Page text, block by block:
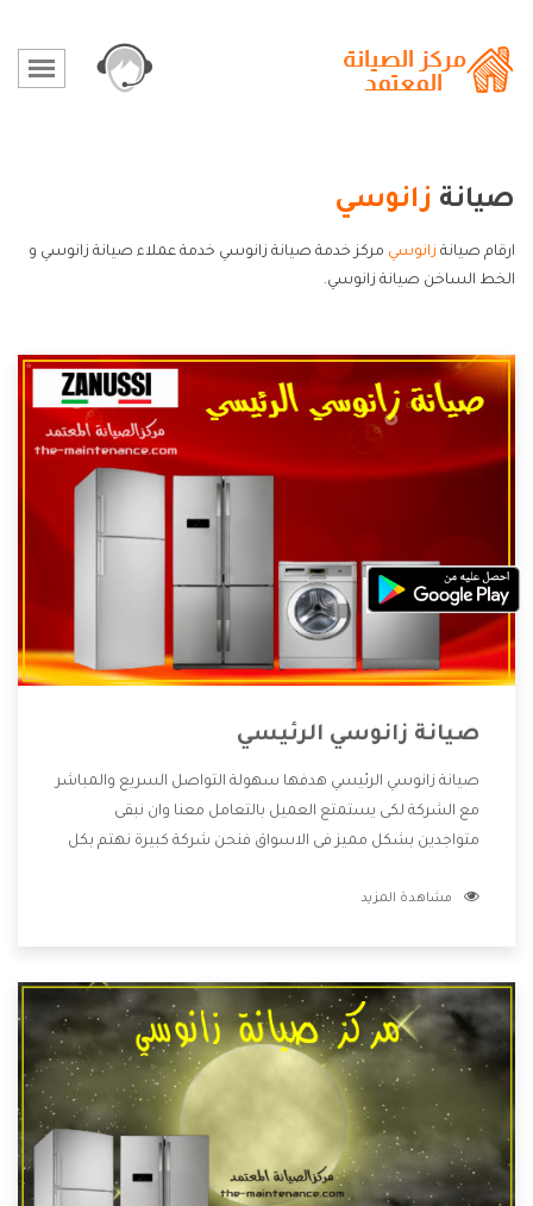
صيانة زانوسي
ارقام صيانة زانوسي مركز خدمة صيانة زانوسي خدمة عملاء صيانة زانوسي و
الخط الساخن صيانة زانوسي.
صيانة زانوسي الرئيسي
صيانة زانوسي الرئيسي هدفها سهولة التواصل السريع والمباشر
مع الشركة لكى يستمتع العميل بالتعامل معنا وان نبقى
متواجدين بشكل مميز فى الاسواق فنحن شركة كبيرة نهتم بكل
الشركة بها والتى تكون منها خدمة الصيانة التى تكون من أهم
وأقوى الأسعار التى تكون مناسبة لكثير من العملاء
مشاهدة المزيد